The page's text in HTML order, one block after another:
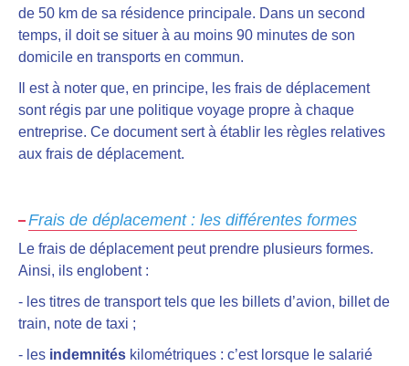
de 50 km de sa résidence principale. Dans un second
temps, il doit se situer à au moins 90 minutes de son
domicile en transports en commun.
Il est à noter que, en principe, les frais de déplacement
sont régis par une politique voyage propre à chaque
entreprise. Ce document sert à établir les règles relatives
aux frais de déplacement.
Frais de déplacement : les différentes formes
Le frais de déplacement peut prendre plusieurs formes.
Ainsi, ils englobent :
- les titres de transport tels que les billets d’avion, billet de
train, note de taxi ;
- les indemnités kilométriques : c’est lorsque le salarié